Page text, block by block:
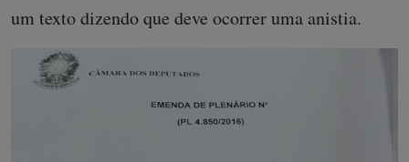
um texto dizendo que deve ocorrer uma anistia.